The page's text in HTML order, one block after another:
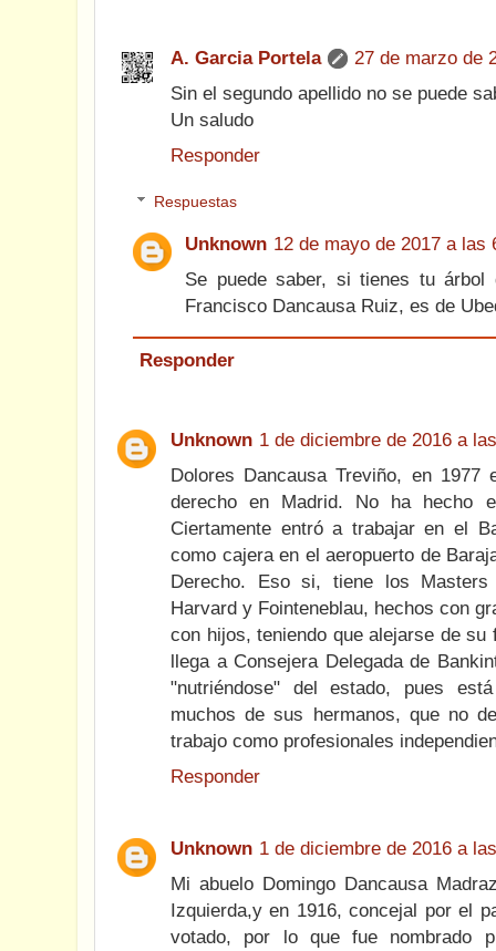
A. Garcia Portela
27 de marzo de
Sin el segundo apellido no se puede
Un saludo
Responder
Respuestas
Unknown 12 de mayo de 2017 a las
Se puede saber, si tienes tu árbol
Francisco Dancausa Ruiz, es de
Responder
Unknown 1 de diciembre de 2016 a
Dolores Dancausa Treviño, en 1977
derecho en Madrid. No ha hecho
Ciertamente entró a trabajar en el
como cajera en el aeropuerto de
Derecho. Eso si, tiene los
Harvard y Fointeneblau, hechos con
con hijos, teniendo que alejarse de
llega a Consejera Delegada de
"nutriéndose" del estado, pues
muchos de sus hermanos, que no
trabajo como profesionales
Responder
Unknown 1 de diciembre de 2016 a
Mi abuelo Domingo Dancausa
Izquierda,y en 1916, concejal por el
votado, por lo que fue nombrado